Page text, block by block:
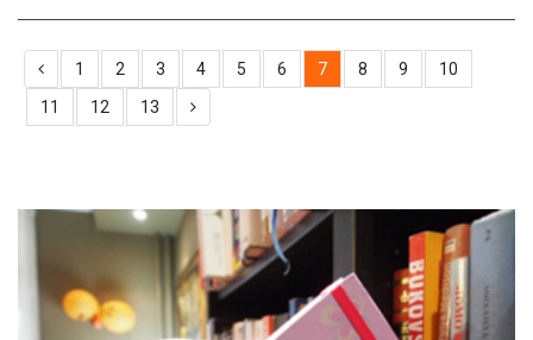
1 2 3 4 5 6 7 8 9
10
11
12 13